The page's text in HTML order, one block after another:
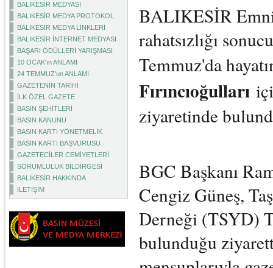
BALIKESİR MEDYASI
BALIKESİR MEDYA PROTOKOL
BALIKESİR MEDYA LİNKLERİ
BALIKESİR İNTERNET MEDYASI
BAŞARI ÖDÜLLERİ YARIŞMASI
10 OCAK'ın ANLAMI
24 TEMMUZ'un ANLAMI
GAZETENİN TARİHİ
İLK ÖZEL GAZETE
BASIN ŞEHİTLERİ
BASIN KANUNU
BASIN KARTI YÖNETMELİK
BASIN KARTI BAŞVURUSU
GAZETECİLER CEMİYETLERİ
SORUMLULUK BİLDİRGESİ
BALIKESİR HAKKINDA
İLETİŞİM
BALIKESİR
rahatsızlığı
Temmuz'da
Fırıncıoğulları
ziyaretinde
BGC Başkanı
Cengiz Güneş,
Derneği (TSYD)
bulunduğu